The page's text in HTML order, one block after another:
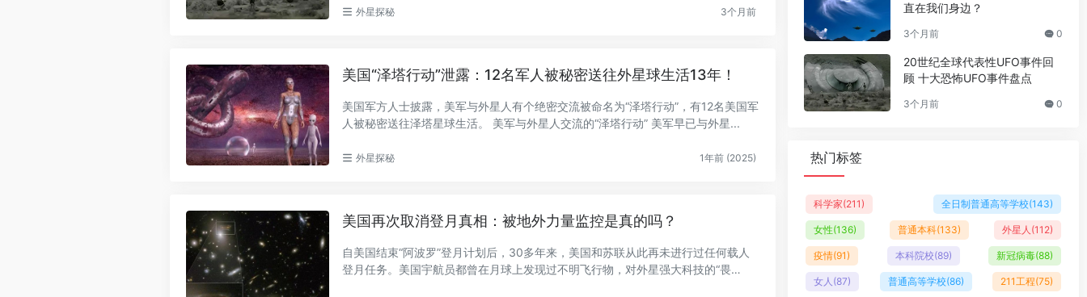
外星探秘 3个月前
美国“泽塔行动”泄露：12名军人被秘密送往外星球生活13年！
美国军方人士披露，美军与外星人有个绝密交流被命名为“泽塔行动”，有12名美国军
人被秘密送往泽塔星球生活。 美军与外星人交流的“泽塔行动” 美军早已与外星...
外星探秘 1年前 (2025)
美国再次取消登月真相：被地外力量监控是真的吗？
自美国结束“阿波罗”登月计划后，30多年来，美国和苏联从此再未进行过任何载人
登月任务。美国宇航员都曾在月球上发现过不明飞行物，对外星强大科技的“畏
直在我们身边？
3个月前 0
20世纪全球代表性UFO事件回
顾 十大恐怖UFO事件盘点
3个月前 0
热门标签
科学家(211) 全日制普通高等学校(143)
女性(136) 普通本科(133) 外星人 (112)
疫情(91) 本科院校(89) 新冠病毒(88)
女人 (87) 普通高等学校(86) 211工程(75)